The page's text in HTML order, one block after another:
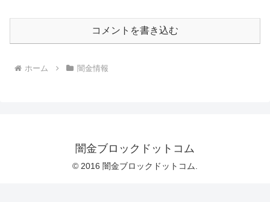
コメントを書き込む
ホーム 闇金情報
闇金ブロックドットコム
© 2016 闇金ブロックドットコム.